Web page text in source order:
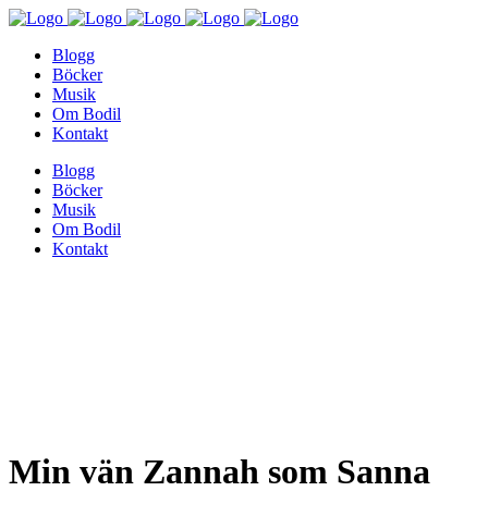
Blogg
Böcker
Musik
Om Bodil
Kontakt
Blogg
Böcker
Musik
Om Bodil
Kontakt
Min vän Zannah som Sanna